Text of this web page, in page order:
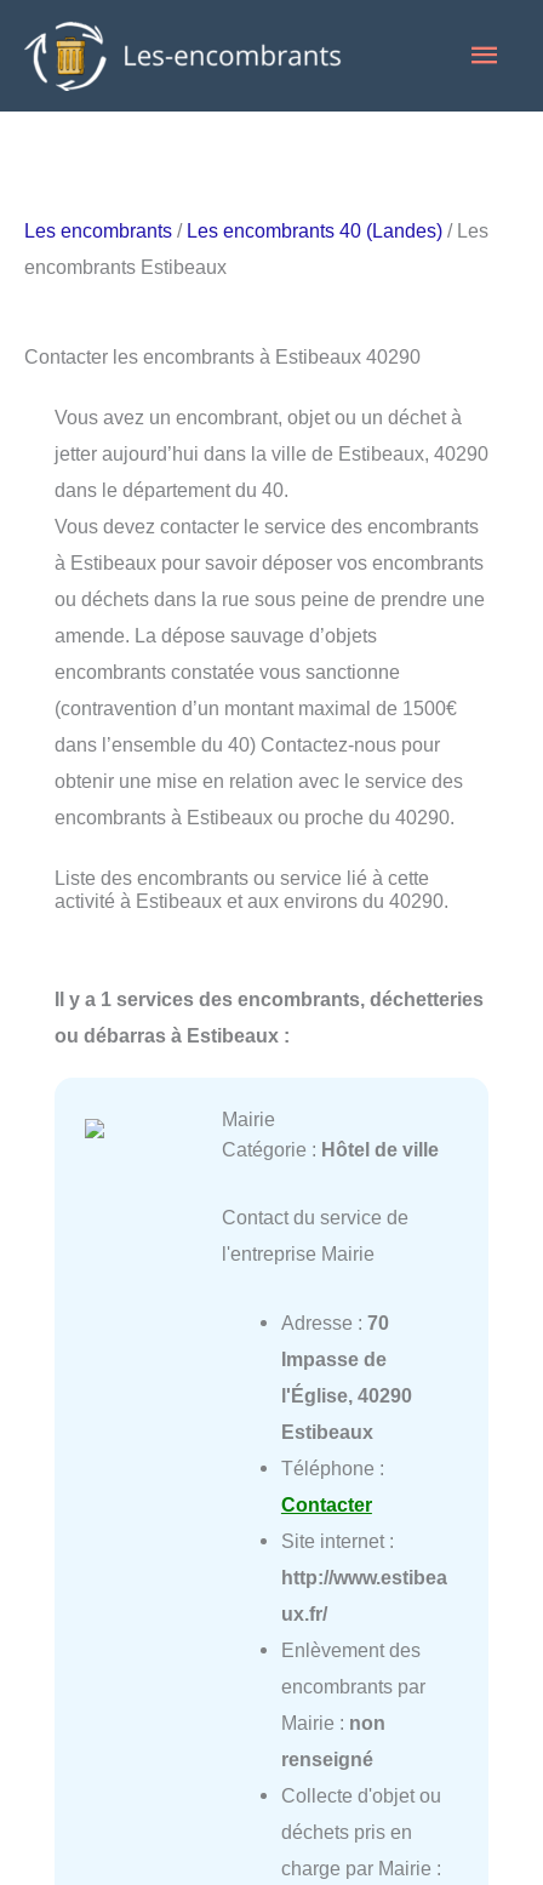
contenu
Les encombrants / Les encombrants 40 (Landes) / Les
encombrants Estibeaux
Contacter les encombrants à Estibeaux 40290
Vous avez un encombrant, objet ou un déchet à
jetter aujourd’hui dans la ville de Estibeaux, 40290
dans le département du 40.
Vous devez contacter le service des encombrants
à Estibeaux pour savoir déposer vos encombrants
ou déchets dans la rue sous peine de prendre une
amende. La dépose sauvage d’objets
encombrants constatée vous sanctionne
(contravention d’un montant maximal de 1500€
dans l’ensemble du 40) Contactez-nous pour
obtenir une mise en relation avec le service des
encombrants à Estibeaux ou proche du 40290.
Liste des encombrants ou service lié à cette
activité à Estibeaux et aux environs du 40290.
Il y a 1 services des encombrants, déchetteries
ou débarras à Estibeaux :
Mairie
Catégorie : Hôtel de ville
Contact du service de
l'entreprise Mairie
Adresse : 70
Impasse de
l'Église, 40290
Estibeaux
Téléphone :
Contacter
Site internet :
http://www.estibea
ux.fr/
Enlèvement des
encombrants par
Mairie : non
renseigné
Collecte d'objet ou
déchets pris en
charge par Mairie :